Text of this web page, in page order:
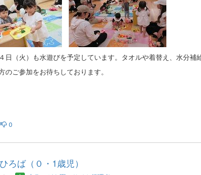
日（火）も水遊びを予定しています。タオルや着替え、水分補
のご参加をお待ちしております。
0
ろば（０・1歳児）